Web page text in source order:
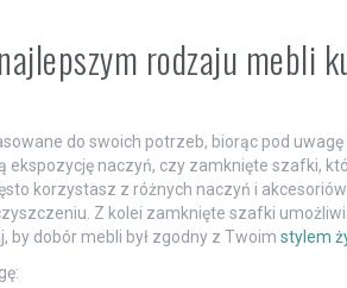
rodzaju mebli
do swoich potrzeb, biorąc pod uwagę
ekspozycję naczyń, czy zamknięte szafki,
korzystasz z różnych naczyń i
Z kolei zamknięte szafki
by dobór mebli był zgodny z Twoim stylem